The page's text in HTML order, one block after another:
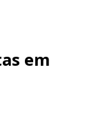
em